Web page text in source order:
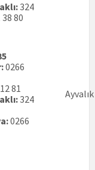
324
80
0266
81
324
0266
Ayvalık